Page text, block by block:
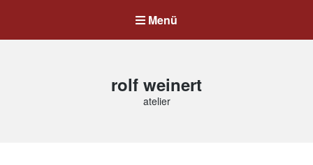
Menü
rolf weinert
atelier